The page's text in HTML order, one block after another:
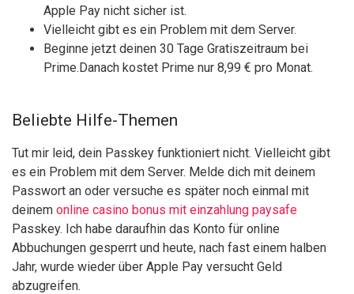
Apple Pay nicht sicher ist.
Vielleicht gibt es ein Problem mit dem Server.
Beginne jetzt deinen 30 Tage Gratiszeitraum bei
Prime.Danach kostet Prime nur 8,99 € pro Monat.
Beliebte Hilfe-Themen
Tut mir leid, dein Passkey funktioniert nicht. Vielleicht gibt
es ein Problem mit dem Server. Melde dich mit deinem
Passwort an oder versuche es später noch einmal mit
deinem online casino bonus mit einzahlung paysafe
Passkey. Ich habe daraufhin das Konto für online
Abbuchungen gesperrt und heute, nach fast einem halben
Jahr, wurde wieder über Apple Pay versucht Geld
abzugreifen.